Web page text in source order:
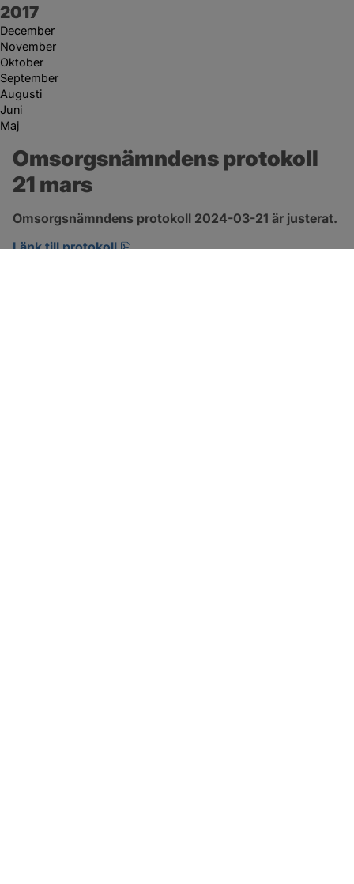
År:
2017
December
November
Oktober
September
Augusti
Juni
Maj
Omsorgsnämndens protokoll
21 mars
Omsorgsnämndens protokoll 2024-03-21 är justerat.
Länk till protokoll
pdf, 274.2 kB, öppnas i nytt fönster.